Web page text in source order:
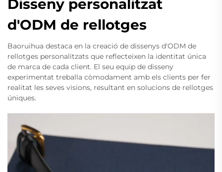
Disseny personalitzat
d'ODM de rellotges
Baoruihua destaca en la creació de dissenys d'ODM de
rellotges personalitzats que reflecteixen la identitat única
de marca de cada client. El seu equip de disseny
experimentat treballa còmodament amb els clients per fer
realitat les seves visions, resultant en solucions de rellotges
úniques.